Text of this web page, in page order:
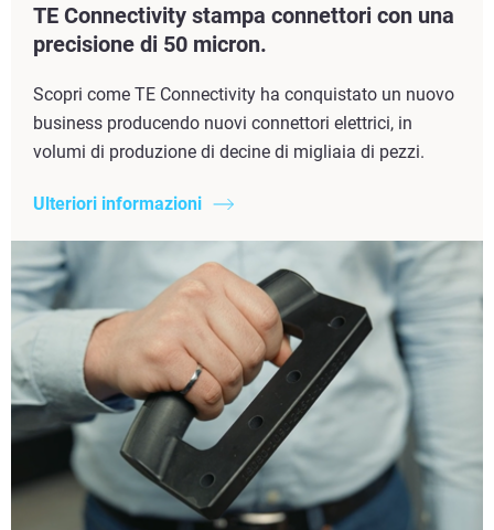
TE Connectivity stampa connettori con una
precisione di 50 micron.
Scopri come TE Connectivity ha conquistato un nuovo
business producendo nuovi connettori elettrici, in
volumi di produzione di decine di migliaia di pezzi.
Ulteriori informazioni